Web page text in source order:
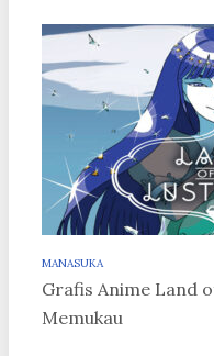
MANASUKA
Grafis Anime Land
Memukau